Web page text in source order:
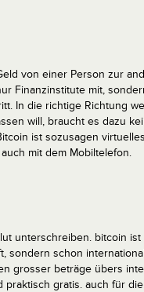
von einer Person zur
Finanzinstitute mit,
In die richtige Richtung
will, braucht es dazu
ist sozusagen
mit dem Mobiltelefon.
unterschreiben. bitcoin
sondern schon
grosser beträge übers
gratis. auch für